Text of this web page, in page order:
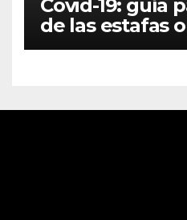
Covid-19: guía
de las estafas